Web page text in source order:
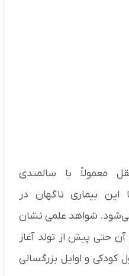
معمولاً با سالمندی
این بیماری ناگهان در
شواهد علمی نشان
آن حتی پیش از تولد آغاز
و اوایل بزرگسالی